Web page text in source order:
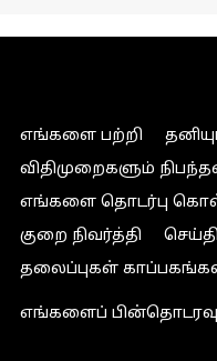
எங்களை பற்றி
விதிமுறைகளும்
எங்களை தொடர்பு
குறை நிவர்த்தி
செய்தி
தலைப்புகள்
எங்களைப்